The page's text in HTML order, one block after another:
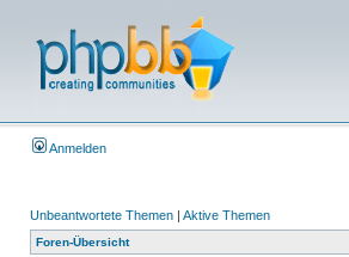
Anmelden
Unbeantwortete Themen | Aktive Themen
Foren-Übersicht